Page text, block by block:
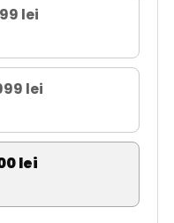
lei
lei
lei